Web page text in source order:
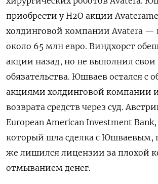
приобрести у H2O акции
холдинговой компании Avatera —
около 65 млн евро. Виндхорст
акции назад, но не выполнил свои
обязательства. Юшваев остался с
акциями холдинговой компании
возврата средств через суд.
European American Investment Bank,
который шла сделка с Юшваевым,
же лишился лицензии за плохой
отмыванием денег.